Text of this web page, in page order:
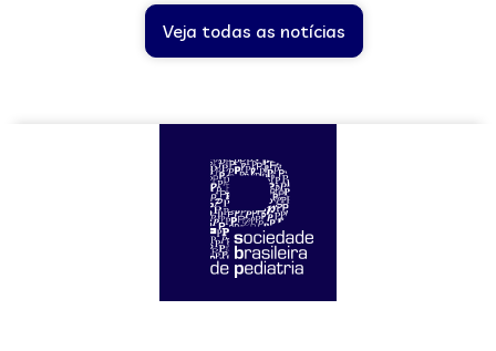
Veja todas as notícias